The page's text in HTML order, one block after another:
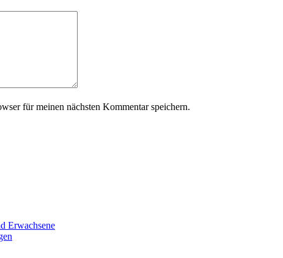
für meinen nächsten Kommentar speichern.
Erwachsene